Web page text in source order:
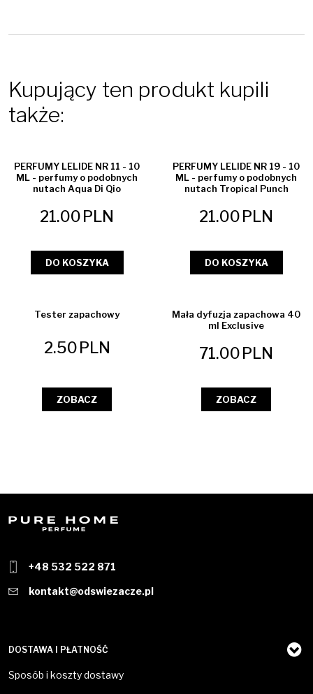
Kupujący ten produkt kupili
także:
PERFUMY LELIDE NR 11 - 10
ML - perfumy o podobnych
nutach Aqua Di Qio
21.00PLN
DO KOSZYKA
PERFUMY LELIDE NR 19 - 10
ML - perfumy o podobnych
nutach Tropical Punch
21.00PLN
DO KOSZYKA
Tester zapachowy
2.50PLN
ZOBACZ
Mała dyfuzja zapachowa 40
ml Exclusive
71.00PLN
ZOBACZ
+48 532 522 871
kontakt@odswiezacze.pl
DOSTAWA I PŁATNOŚĆ
Sposób i koszty dostawy